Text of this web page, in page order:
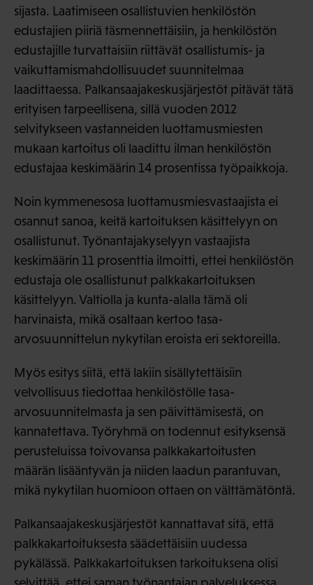
sijasta. Laatimiseen osallistuvien henkilöstön
edustajien piiriä täsmennettäisiin, ja henkilöstön
edustajille turvattaisiin riittävät osallistumis- ja
vaikuttamismahdollisuudet suunnitelmaa
laadittaessa. Palkansaajakeskusjärjestöt pitävät tätä
erityisen tarpeellisena, sillä vuoden 2012
selvitykseen vastanneiden luottamusmiesten
mukaan kartoitus oli laadittu ilman henkilöstön
edustajaa keskimäärin 14 prosentissa työpaikkoja.
Noin kymmenesosa luottamusmiesvastaajista ei
osannut sanoa, keitä kartoituksen käsittelyyn on
osallistunut. Työnantajakyselyyn vastaajista
keskimäärin 11 prosenttia ilmoitti, ettei henkilöstön
edustaja ole osallistunut palkkakartoituksen
käsittelyyn. Valtiolla ja kunta-alalla tämä oli
harvinaista, mikä osaltaan kertoo tasa-
arvosuunnittelun nykytilan eroista eri sektoreilla.
Myös esitys siitä, että lakiin sisällytettäisiin
velvollisuus tiedottaa henkilöstölle tasa-
arvosuunnitelmasta ja sen päivittämisestä, on
kannatettava. Työryhmä on todennut esityksensä
perusteluissa toivovansa palkkakartoitusten
määrän lisääntyvän ja niiden laadun parantuvan,
mikä nykytilan huomioon ottaen on välttämätöntä.
Palkansaajakeskusjärjestöt kannattavat sitä, että
palkkakartoituksesta säädettäisiin uudessa
pykälässä. Palkkakartoituksen tarkoituksena olisi